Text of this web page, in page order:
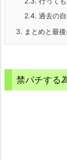
2.4. 過去の
3. まとめと最
禁パチする